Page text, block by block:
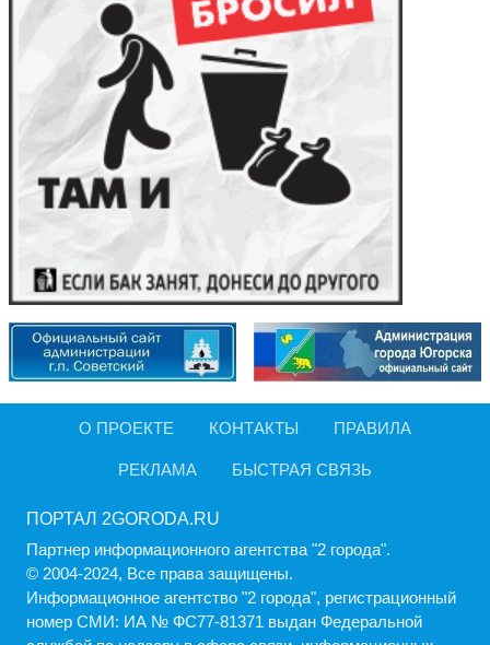
О ПРОЕКТЕ КОНТАКТЫ ПРАВИЛА
РЕКЛАМА БЫСТРАЯ СВЯЗЬ
ПОРТАЛ 2GORODA.RU
Партнер информационного агентства "2 города".
© 2004-2024, Все права защищены.
Информационное агентство "2 города", регистрационный
номер СМИ: ИА № ФС77-81371 выдан Федеральной